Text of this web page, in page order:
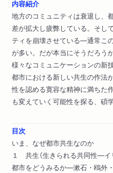
内容紹介
地方のコミュニティは衰退し、
差が拡大し疲弊している。そし
ティを崩壊させている―通常こ
が多い。だが本当にそうだろう
様々なコミュニケーションの新
都市における新しい共生の作法
性を認める寛容な精神に満ちた
も変えていく可能性を探る、碩
目次
いま、なぜ都市共生なのか
１ 共生（生きられる共同性―イ
都市をどうみるか―漱石・鴎外